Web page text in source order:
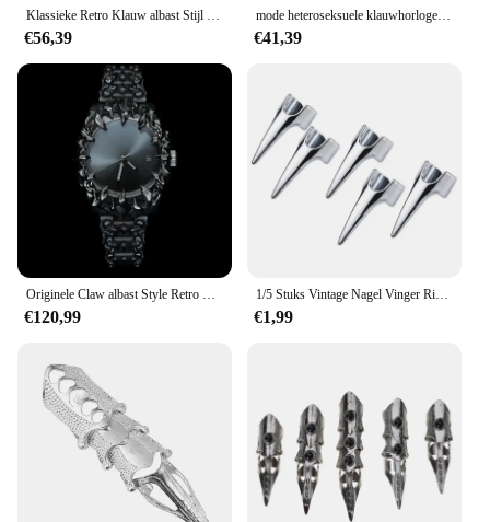
Klassieke Retro Klauw albast Stijl Y2K Horloges Voor Mannen Europese en Amerikaanse Horloge Mode Cool Alien Geavanceerde Ins Niche Ontwerp
€56,39
mode heteroseksuele klauwhorloge albaststijl retro Y2K Europese Amerikaanse horloges speciaal gevormde geavanceerde ins niche-horloges
€41,39
Originele Claw albast Style Retro Y2K Europees en Amerikaans horloge Alien Advanced Instagram met hetzelfde nicheontwerp
€120,99
1/5 Stuks Vintage Nagel Vinger Ring Punk Halloween Stijl Haar Scheiding Ring Voor Haar Vlechten Curling Punk Klauw Ring Cosplay
€1,99